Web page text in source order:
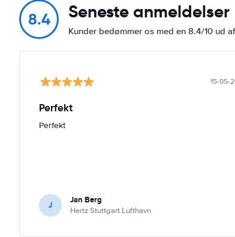
8.4 Seneste anmeldelser
Kunder bedømmer os med en 8.4/10 ud
15-05-
Perfekt
Perfekt
J Jan Berg
Hertz Stuttgart Lufthavn